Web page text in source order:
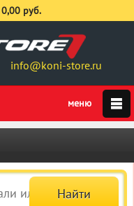
info@koni-store.ru
0,00 руб.